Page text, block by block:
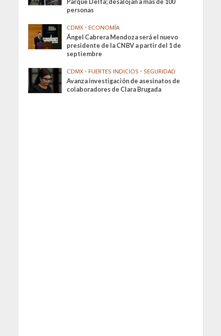
Parque Delta; desalojan a más de 100
personas
CDMX • ECONOMÍA
Ángel Cabrera Mendoza será el nuevo
presidente de la CNBV a partir del 1 de
septiembre
CDMX • FUERTES INDICIOS • SEGURIDAD
Avanza investigación de asesinatos de
colaboradores de Clara Brugada